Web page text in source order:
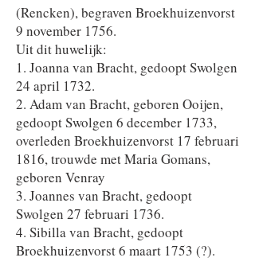
(Rencken), begraven Broekhuizenvorst
9 november 1756.
Uit dit huwelijk:
1. Joanna van Bracht, gedoopt Swolgen
24 april 1732.
2. Adam van Bracht, geboren Ooijen,
gedoopt Swolgen 6 december 1733,
overleden Broekhuizenvorst 17 februari
1816, trouwde met Maria Gomans,
geboren Venray
3. Joannes van Bracht, gedoopt
Swolgen 27 februari 1736.
4. Sibilla van Bracht, gedoopt
Broekhuizenvorst 6 maart 1753 (?).